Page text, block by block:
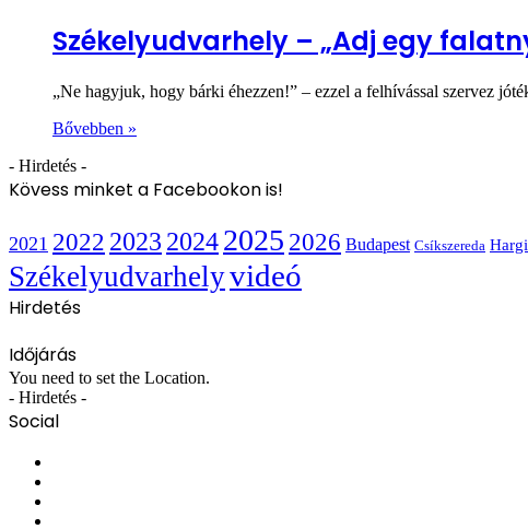
Székelyudvarhely – „Adj egy
„Ne hagyjuk, hogy bárki éhezzen!” – ezzel a felhívással szervez
Bővebben »
- Hirdetés -
Kövess minket a Facebookon is!
2021 2022 2023 20242025 2026 Budapest Csíkszereda
Székelyudvarhelyvideó
Hirdetés
Időjárás
You need to set the Location.
- Hirdetés -
Social